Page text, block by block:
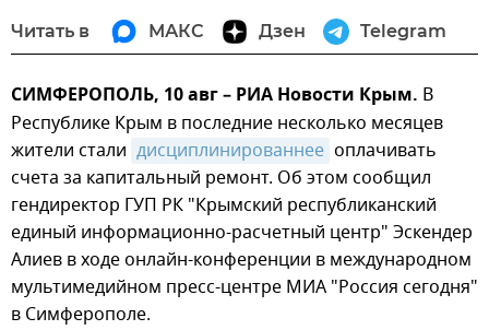
Читать в МАКС Дзен Telegram
СИМФЕРОПОЛЬ, 10 авг – РИА Новости Крым. В
Республике Крым в последние несколько месяцев
жители стали дисциплинированнее оплачивать
счета за капитальный ремонт. Об этом сообщил
гендиректор ГУП РК "Крымский республиканский
единый информационно-расчетный центр" Эскендер
Алиев в ходе онлайн-конференции в международном
мультимедийном пресс-центре МИА "Россия сегодня"
в Симферополе.